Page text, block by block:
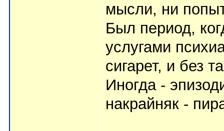
мысли, ни
Был период,
услугами
сигарет, и без
Иногда -
накрайняк -